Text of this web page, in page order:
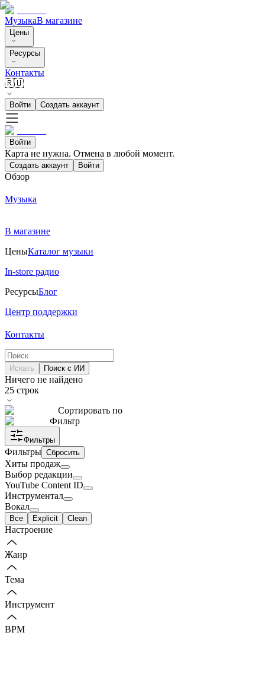
МузыкаВ магазине
Цены
Ресурсы
Контакты
🇷🇺
Войти Создать аккаунт
Войти
Карта не нужна. Отмена в любой момент.
Создать аккаунт Войти
Обзор
Музыка
В магазине
ЦеныКаталог музыки
In-store радио
РесурсыБлог
Центр поддержки
Контакты
Искать Поиск с ИИ
Ничего не найдено
25 строк
Сортировать по
Фильтр
Фильтры
Фильтры Сбросить
Хиты продаж
Выбор редакции
YouTube Content ID
Инструментал
Вокал
Все Explicit Clean
Настроение
Жанр
Тема
Инструмент
BPM